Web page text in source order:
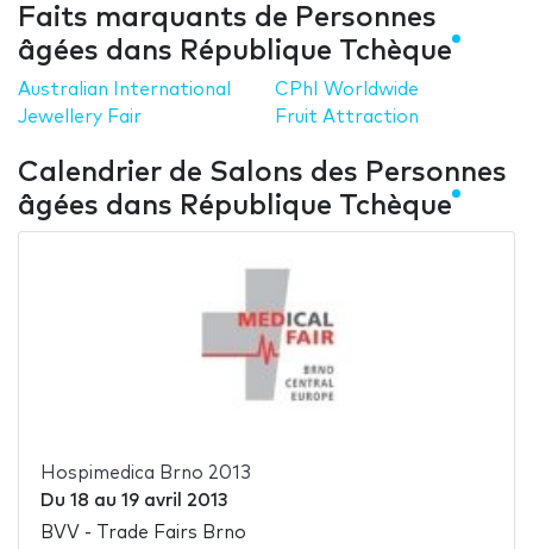
Faits marquants de Personnes
âgées dans République Tchèque
Australian International
Jewellery Fair
CPhI Worldwide
Fruit Attraction
Calendrier de Salons des Personnes
âgées dans République Tchèque
Hospimedica Brno 2013
Du 18 au 19 avril 2013
BVV - Trade Fairs Brno